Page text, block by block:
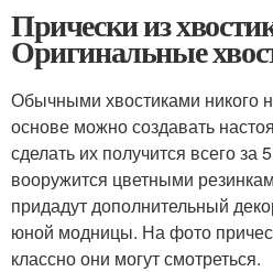
Прически из
Оригинальные
Обычными хвостиками никого
основе можно создавать
сделать их получится всего за
вооружится цветными
придадут дополнительный
юной модницы. На фото
классно они могут смотреться.